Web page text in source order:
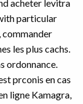
acheter levitra
particular
commander
les plus cachs.
ordonnance.
prconis en cas
ligne Kamagra,